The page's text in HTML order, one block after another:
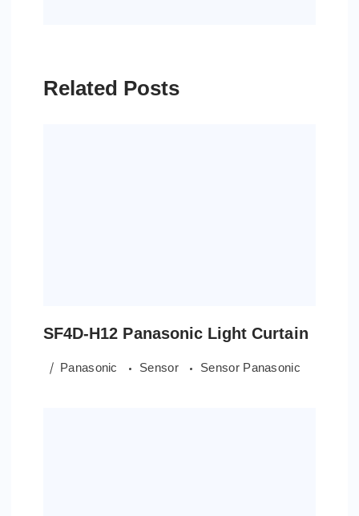
Related Posts
SF4D-H12 Panasonic Light Curtain
Panasonic Sensor Sensor Panasonic